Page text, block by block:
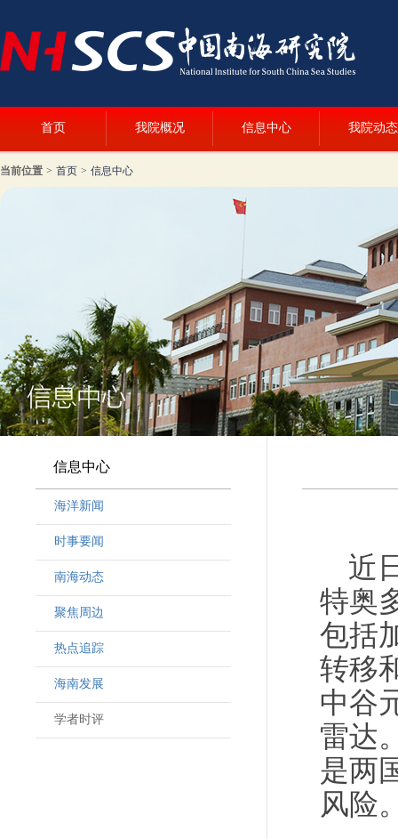
首页 我院概况 信息中心 我院动态
当前位置 > 首页 > 信息中心
信息中心
海洋新闻
时事要闻
南海动态
聚焦周边
热点追踪
海南发展
学者时评
近
特奥
包括
转移
中谷
雷达
是两
风险